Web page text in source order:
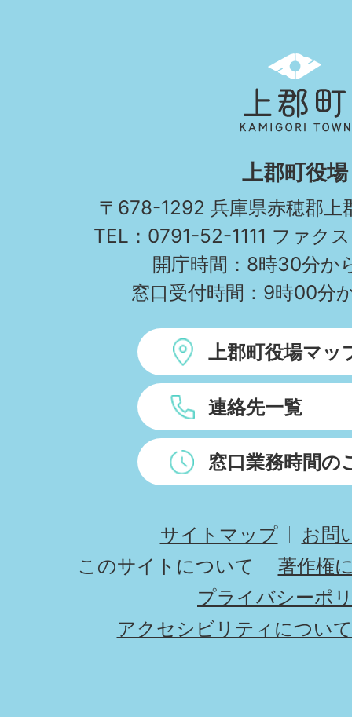
郡
町
KAMIGORI
TOWN
上郡町役場
〒678-1292 兵庫県赤穂郡上
TEL：0791-52-1111 ファク
開庁時間：8時30分か
窓口受付時間：9時00分
上郡町役場マッ
連絡先一覧
窓口業務時間の
サイトマップ
お問
このサイトについて
著作権
プライバシーポ
アクセシビリティについて